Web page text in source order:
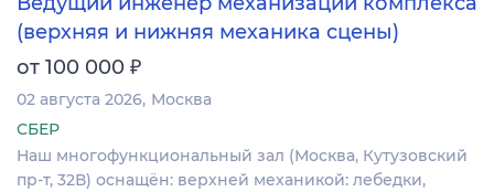
(верхняя и нижняя механика сцены)
от 100 000 ₽
02 августа 2026 Москва
СБЕР
Наш многофункциональный зал (Москва, Кутузовский
пр-т, 32В) оснащён: верхней механикой: лебедки,